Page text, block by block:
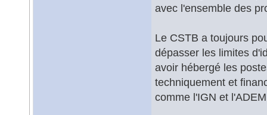
avec l'ensemble des
Le CSTB a toujours
dépasser les limites
avoir hébergé les
techniquement et
comme l'IGN et